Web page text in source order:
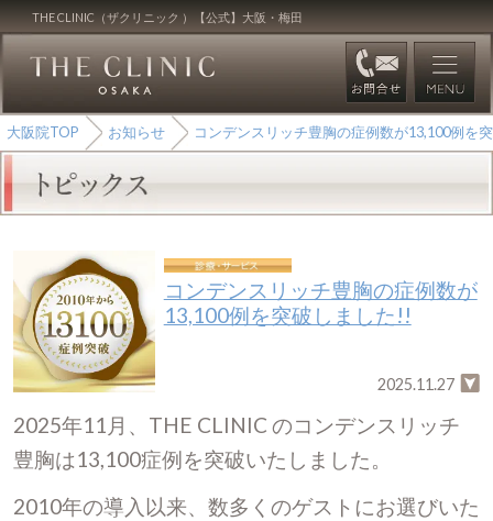
THE CLINIC（ザクリニック ）【公式】大阪・梅田
大阪院TOP お知らせ コンデンスリッチ豊胸の症例数が13,100例を
コンデンスリッチ豊胸の症例数が
13,100例を突破しました!!
2025.11.27
2025年11月、THE CLINIC のコンデンスリッチ
豊胸は13,100症例を突破いたしました。
2010年の導入以来、数多くのゲストにお選びいた